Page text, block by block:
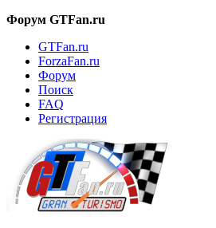
Форум GTFan.ru
GTFan.ru
ForzaFan.ru
Форум
Поиск
FAQ
Регистрация